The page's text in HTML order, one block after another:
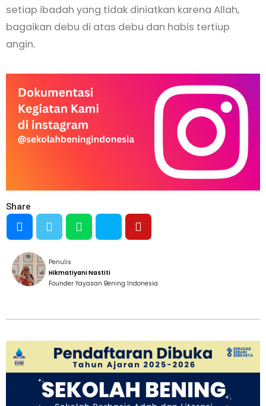
setiap ibadah yang tidak diniatkan karena Allah,
bagaikan debu di atas debu dan habis tertiup
angin.
Share
Penulis
Hikmatiyani Nastiti
Founder Yayasan Bening Indonesia